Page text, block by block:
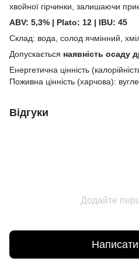
хвойної гірчинки, залишаючи
ABV: 5,3% | Plato: 12 | IBU: 45
Склад: вода, солод ячмінний,
Допускається наявність осаду
Енергетична цінність
Поживна цінність (харчова):
Відгуки
Додайте
Написати